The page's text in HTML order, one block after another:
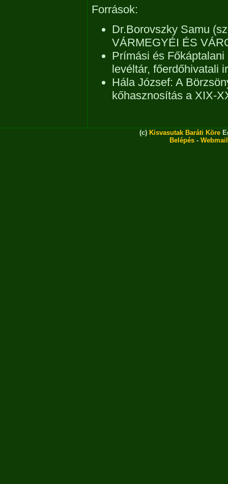
Források:
Dr.Borovszky Samu
VÁRMEGYÉI ÉS
Prímási és
levéltár, főerdőhivatali
Hála József: A
kőhasznosítás a XIX-
(c) Kisvasutak Baráti Köre
Belépés - Webmail